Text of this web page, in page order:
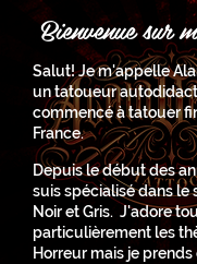
Bienvenue sur
Salut! Je m'appelle
un tatoueur
commencé à tatouer
France.
Depuis le début des
suis spécialisé dans le
Noir et Gris. J'adore
particulièrement les
Horreur mais je